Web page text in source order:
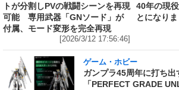
トが分割しPVの戦闘シーンを再現
可能 専用武器「GNソード」が
付属、モード変形を完全再現
[2026/3/12 17:56:46]
40年の現
とになりま
ゲーム・ホビー
ガンプラ45周年に打ち
「PERFECT GRADE